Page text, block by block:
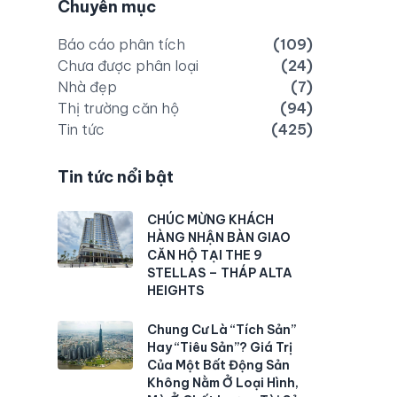
Chuyên mục
Báo cáo phân tích
(109)
Chưa được phân loại
(24)
Nhà đẹp
(7)
Thị trường căn hộ
(94)
Tin tức
(425)
Tin tức nổi bật
CHÚC MỪNG KHÁCH
HÀNG NHẬN BÀN GIAO
CĂN HỘ TẠI THE 9
STELLAS – THÁP ALTA
HEIGHTS
Chung Cư Là “Tích Sản”
Hay “Tiêu Sản”? Giá Trị
Của Một Bất Động Sản
Không Nằm Ở Loại Hình,